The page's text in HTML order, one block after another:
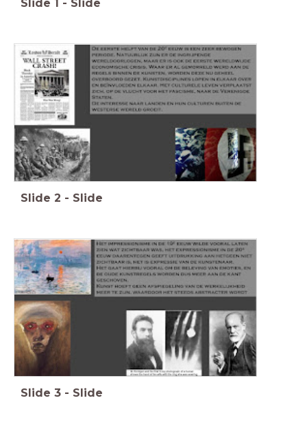
Slide 1 - Slide
Slide 2 - Slide
Slide 3 - Slide